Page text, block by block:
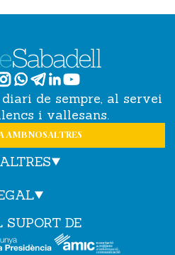
de sempre, al servei
i vallesans.
AMB NOSALTRES
SUPORT DE